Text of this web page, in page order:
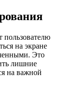
пользователю
на экране
Это
лишние
на важной